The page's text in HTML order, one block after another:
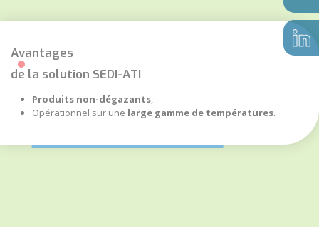
Avantages
de la solution SEDI-ATI
Produits non-dégazants,
Opérationnel sur une large gamme de températures.